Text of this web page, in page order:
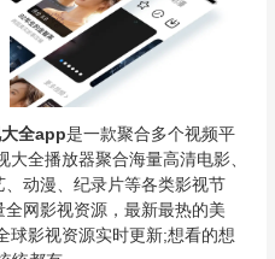
全app是一款聚合多个视频平
大全播放器聚合海量高清电影、
、动漫、纪录片等各类影视节
全网影视资源，最新最热的美
球影视资源实时更新;想看的想